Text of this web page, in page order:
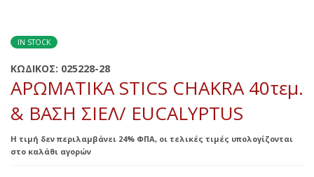
IN STOCK
ΚΩΔΙΚΟΣ: 025228-28
ΑΡΩΜΑΤΙΚΑ STICS CHAKRA 40τεμ.
& ΒΑΣΗ ΣΙΕΛ/ EUCALYPTUS
Η τιμή δεν περιλαμβάνει 24% ΦΠΑ, οι τελικές τιμές υπολογίζονται
στο καλάθι αγορών